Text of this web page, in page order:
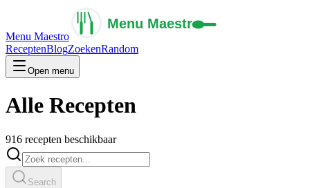
Menu Maestro
ReceptenBlogZoekenRandom
Open menu
Alle Recepten
916 recepten beschikbaar
Search